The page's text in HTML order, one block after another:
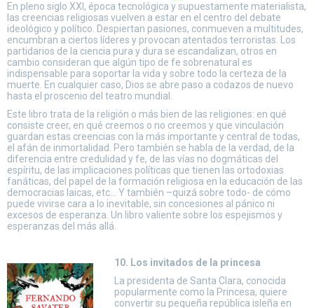
En pleno siglo XXI, época tecnológica y supuestamente materialista,
las creencias religiosas vuelven a estar en el centro del debate
ideológico y político. Despiertan pasiones, conmueven a multitudes,
encumbran a ciertos líderes y provocan atentados terroristas. Los
partidarios de la ciencia pura y dura se escandalizan, otros en
cambio consideran que algún tipo de fe sobrenatural es
indispensable para soportar la vida y sobre todo la certeza de la
muerte. En cualquier caso, Dios se abre paso a codazos de nuevo
hasta el proscenio del teatro mundial.
Este libro trata de la religión o más bien de las religiones: en qué
consiste creer, en qué creemos o no creemos y que vinculación
guardan estas creencias con la más importante y central de todas,
el afán de inmortalidad. Pero también se habla de la verdad, de la
diferencia entre credulidad y fe, de las vías no dogmáticas del
espíritu, de las implicaciones políticas que tienen las ortodoxias
fanáticas, del papel de la formación religiosa en la educación de las
democracias laicas, etc… Y también –quizá sobre todo- de cómo
puede vivirse cara a lo inevitable, sin concesiones al pánico ni
excesos de esperanza. Un libro valiente sobre los espejismos y
esperanzas del más allá.
10. Los invitados de la princesa
La presidenta de Santa Clara, conocida
popularmente como la Princesa, quiere
convertir su pequeña república isleña en